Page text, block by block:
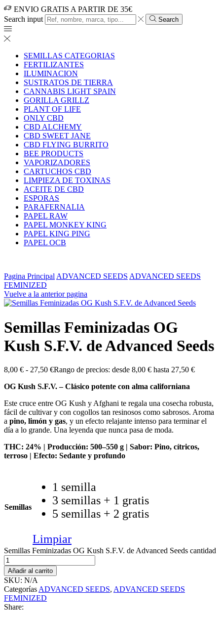
ENVIO GRATIS A PARTIR DE 35€
Search input
Search
SEMILLAS CATEGORIAS
FERTILIZANTES
ILUMINACION
SUSTRATOS DE TIERRA
CANNABIS LIGHT SPAIN
GORILLA GRILLZ
PLANT OF LIFE
ONLY CBD
CBD ALCHEMY
CBD SWEET JANE
CBD FLYING BURRITO
BEE PRODUCTS
VAPORIZADORES
CARTUCHOS CBD
LIMPIEZA DE TOXINAS
ACEITE DE CBD
ESPORAS
PARAFERNALIA
PAPEL RAW
PAPEL MONKEY KING
PAPEL KING PING
PAPEL OCB
Pagina Principal ADVANCED SEEDS ADVANCED SEEDS
FEMINIZED
Vuelve a la anterior pagina
Semillas Feminizadas OG
Kush S.F.V. de Advanced Seeds
8,00 € - 27,50 €Rango de precios: desde 8,00 € hasta 27,50 €
OG Kush S.F.V. – Clásico potente con alma californiana
Este cruce entre OG Kush y Afghani te regala una cosecha robusta,
fácil de cultivar y con cogollos tan resinosos como sabrosos. Aroma
a pino, limón y gas, y un efecto relajante intenso para terminar el
día a lo grande. Una leyenda que nunca pasa de moda.
THC: 24% | Producción: 500–550 g | Sabor: Pino, cítricos,
terroso | Efecto: Sedante y profundo
Semillas
1 semilla
3 semillas + 1 gratis
5 semillas + 2 gratis
Limpiar
Semillas Feminizadas OG Kush S.F.V. de Advanced Seeds cantidad
Añadir al carrito
SKU: N/A
Categorías ADVANCED SEEDS, ADVANCED SEEDS
FEMINIZED
Share: